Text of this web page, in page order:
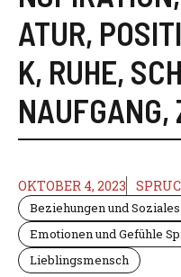
ATUR,
K, RUHE,
NAUFGANG,
OKTOBER 4, 2023
Beziehungen und
Emotionen und Gefühle
Lieblingsmensch